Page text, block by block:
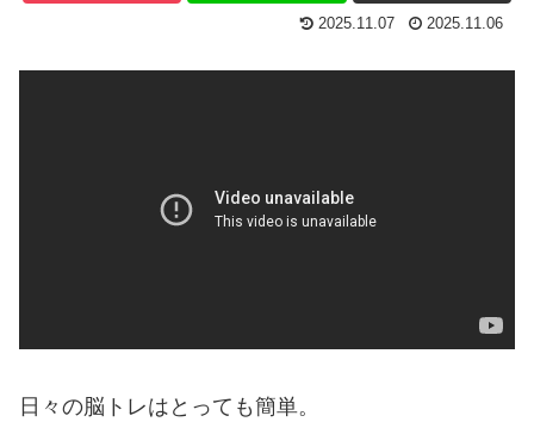
2025.11.07 2025.11.06
日々の脳トレはとっても簡単。